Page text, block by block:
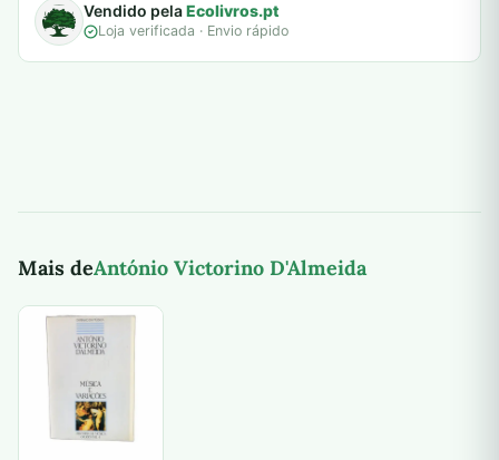
Vendido pelaEcolivros.pt
Loja verificada · Envio rápido
Mais deAntónio Victorino D'Almeida